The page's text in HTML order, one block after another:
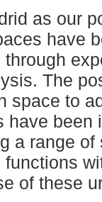
as our
have
through
The
space to
have been
a range
functions
of these